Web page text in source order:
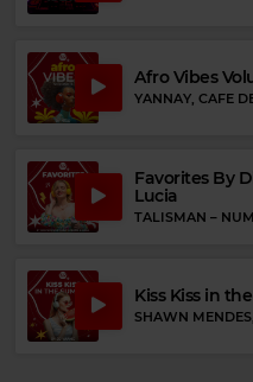
Rock 80s & 90s
JUDAS PRIEST–
Afro Vibes
YANNAY, CAFE
Favorites By
Lucia
TALISMAN –
Kiss Kiss in
SHAWN